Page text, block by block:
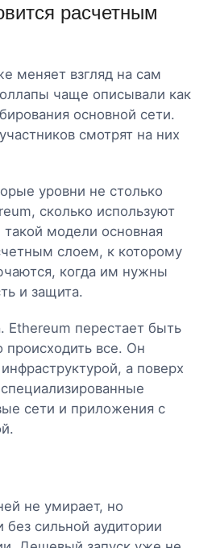
расчетным
меняет взгляд на сам
чаще описывали как
основной сети.
смотрят на них
уровни не столько
сколько используют
такой модели основная
слоем, к которому
когда им нужны
и защита.
Ethereum перестает быть
все. Он
а поверх
сети и приложения с
не умирает, но
без сильной аудитории